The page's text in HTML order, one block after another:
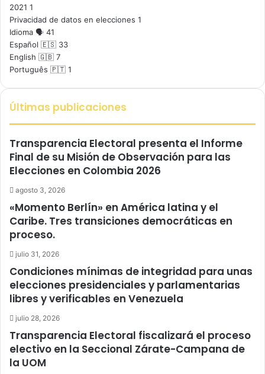
2021 1
Privacidad de datos en elecciones 1
Idioma 🗣️ 41
Español 🇪🇸 33
English 🇬🇧 7
Português 🇵🇹 1
Últimas publicaciones
Transparencia Electoral presenta el Informe
Final de su Misión de Observación para las
Elecciones en Colombia 2026
agosto 3, 2026
«Momento Berlín» en América latina y el
Caribe. Tres transiciones democráticas en
proceso.
julio 31, 2026
Condiciones mínimas de integridad para unas
elecciones presidenciales y parlamentarias
libres y verificables en Venezuela
julio 28, 2026
Transparencia Electoral fiscalizará el proceso
electivo en la Seccional Zárate-Campana de
la UOM